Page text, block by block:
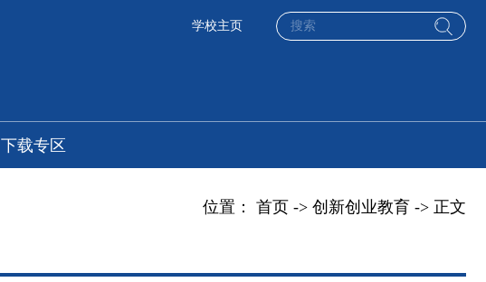
学校主页
下载专区
位置： 首页 -> 创新创业教育 -> 正文